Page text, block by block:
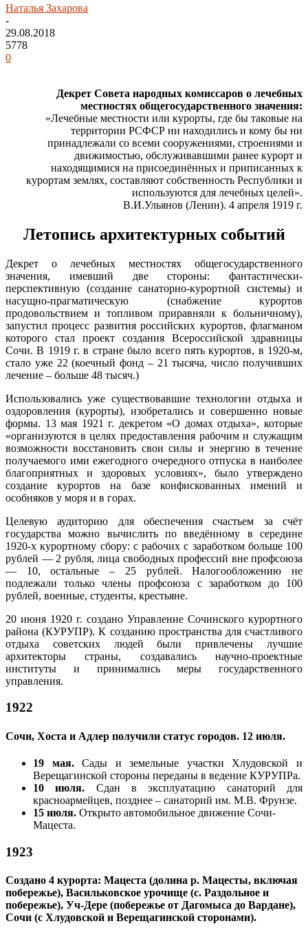
Наталья Захарова
-
29.08.2018
5778
0
Декрет Совета народных комиссаров о лечебных
местностях общегосударственного значения:
«Лечебные местности или курорты, где бы таковые на
территории РСФСР ни находились и кому бы ни
принадлежали со всеми сооружениями, строениями и
движимостью, обслуживавшими ранее курорт и
находящимися на присоединённых и приписанных к
курортам землях, составляют собственность Республики и
используются для лечебных целей».
В.И.Ульянов (Ленин). 4 апреля 1919 г.
Летопись архитектурных событий
Декрет о лечебных местностях общегосударственного
значения, имевший две стороны: фантастически-
перспективную (создание санаторно-курортной системы) и
насущно-прагматическую (снабжение курортов
продовольствием и топливом приравняли к больничному),
запустил процесс развития российских курортов, флагманом
которого стал проект создания Всероссийской здравницы
Сочи. В 1919 г. в стране было всего пять курортов, в 1920-м,
стало уже 22 (коечный фонд – 21 тысяча, число получивших
лечение – больше 48 тысяч.)
Использовались уже существовавшие технологии отдыха и
оздоровления (курорты), изобретались и совершенно новые
формы. 13 мая 1921 г. декретом «О домах отдыха», которые
«организуются в целях предоставления рабочим и служащим
возможности восстановить свои силы и энергию в течение
получаемого ими ежегодного очередного отпуска в наиболее
благоприятных и здоровых условиях», было утверждено
создание курортов на базе конфискованных имений и
особняков у моря и в горах.
Целевую аудиторию для обеспечения счастьем за счёт
государства можно вычислить по введённому в середине
1920-х курортному сбору: с рабочих с заработком больше 100
рублей — 2 рубля, лица свободных профессий вне профсоюза
— 10, остальные – 25 рублей. Налогообложению не
подлежали только члены профсоюза с заработком до 100
рублей, военные, студенты, крестьяне.
20 июня 1920 г. создано Управление Сочинского курортного
района (КУРУПР). К созданию пространства для счастливого
отдыха советских людей были привлечены лучшие
архитекторы страны, создавались научно-проектные
институты и принимались меры государственного
управления.
1922
Сочи, Хоста и Адлер получили статус городов. 12 июля.
19 мая.Сады и земельные участки Хлудовской и
Верещагинской стороны переданы в ведение КУРУПРа.
10 июля. Сдан в эксплуатацию санаторий для
красноармейцев, позднее – санаторий им. М.В. Фрунзе.
15 июля. Открыто автомобильное движение Сочи-
Мацеста.
1923
Создано 4 курорта: Мацеста (долина р. Мацесты, включая
побережье), Васильковское урочище (с. Раздольное и
побережье), Уч-Дере (побережье от Дагомыса до Вардане),
Сочи (с Хлудовской и Верещагинской сторонами).